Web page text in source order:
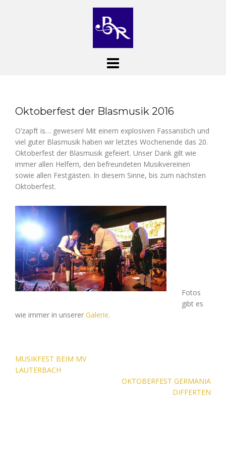
Oktoberfest der Blasmusik 2016
O’zapft is… gewesen! Mit einem explosiven Fassanstich und
viel guter Blasmusik haben wir letztes Wochenende das 20.
Oktoberfest der Blasmusik gefeiert. Unser Dank gilt wie
immer allen Helfern, den befreundeten Musikvereinen
sowie allen Festgästen. In diesem Sinne, bis zum nächsten
Oktoberfest.
Fotos
gibt es
wie immer in unserer Galerie.
Beitragsnavigation
MUSIKFEST BEIM MV
LAUTERBACH
OKTOBERFEST GERMANIA
DIFFERTEN